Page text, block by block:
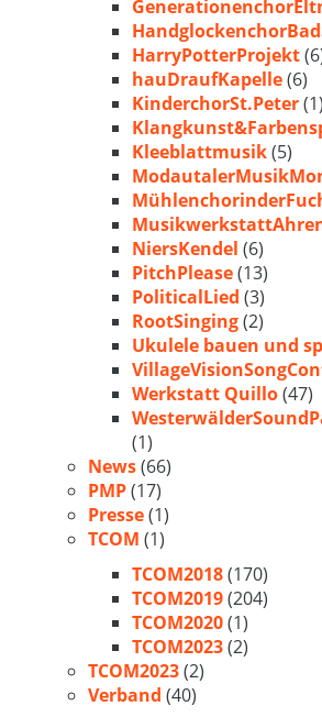
HarryPotterProjekt
hauDraufKapelle(6)
KinderchorSt.Peter(1)
Kleeblattmusik(5)
NiersKendel (6)
PitchPlease(13)
PoliticalLied (3)
RootSinging(2)
Ukulele bauen und
Werkstatt Quillo(47)
(1)
News(66)
PMP(17)
Presse(1)
TCOM (1)
TCOM2018(170)
TCOM2019(204)
TCOM2020(1)
TCOM2023(2)
TCOM2023(2)
Verband (40)